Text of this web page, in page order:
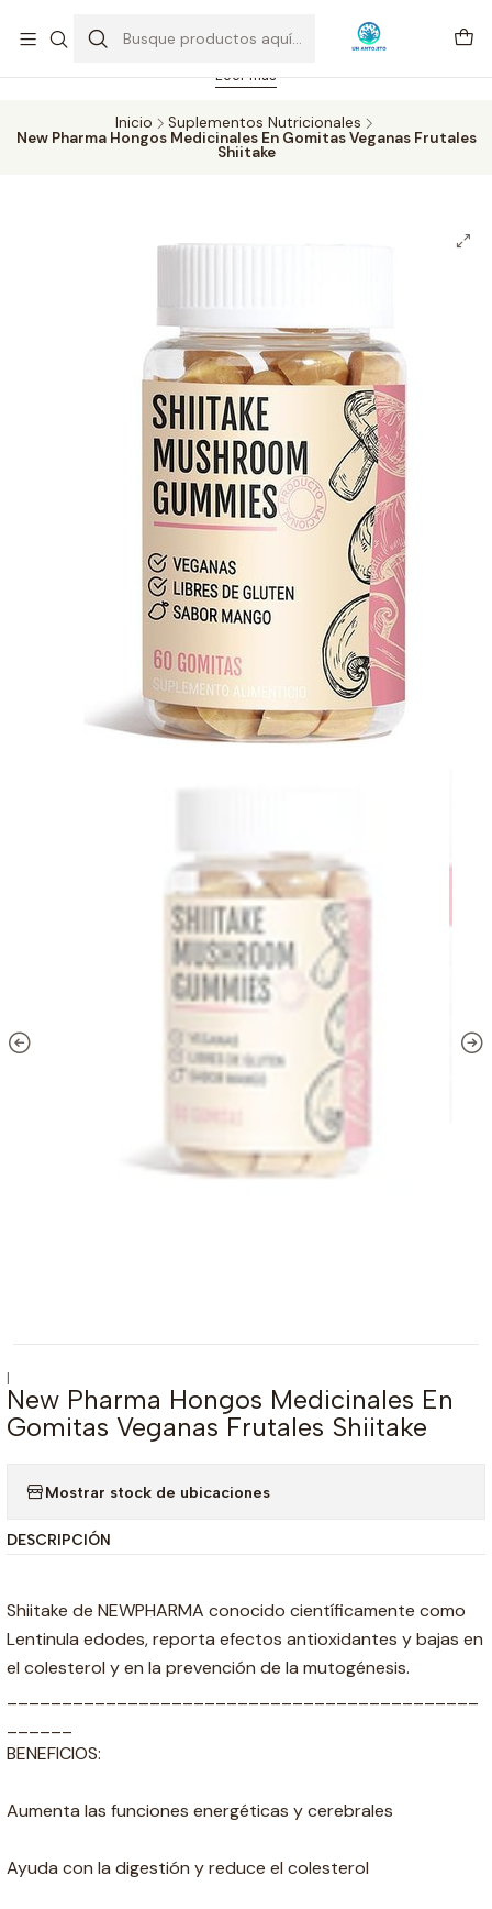
Feriado 21-05-2026 atención hasta las 14 hrs. Envío GRATIS mismo
día solo área Metropolitana Santiago por compras desde CLP 39.900.
Pedidos hasta 16 hrs., sábados y domingos hasta 14 hrs.
Leer más
Inicio
Suplementos Nutricionales
New Pharma Hongos Medicinales En Gomitas Veganas Frutales
Shiitake
|
New Pharma Hongos Medicinales En
Gomitas Veganas Frutales Shiitake
Mostrar stock de ubicaciones
DESCRIPCIÓN
Shiitake de NEWPHARMA conocido científicamente como
Lentinula edodes, reporta efectos antioxidantes y bajas en
el colesterol y en la prevención de la mutogénesis.
BENEFICIOS:
Aumenta las funciones energéticas y cerebrales
Ayuda con la digestión y reduce el colesterol